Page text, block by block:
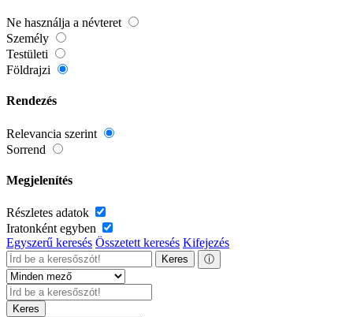
Ne használja a névteret
Személy
Testületi
Földrajzi
Rendezés
Relevancia szerint
Sorrend
Megjelenítés
Részletes adatok
Iratonként egyben
Egyszerű keresés Összetett keresés Kifejezés
Keres ⓘ
Keres